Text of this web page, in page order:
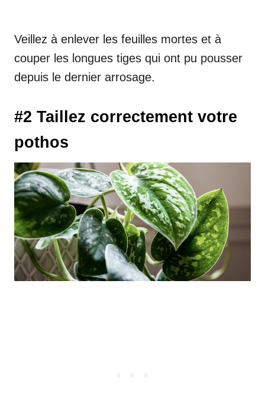
Veillez à enlever les feuilles mortes et à
couper les longues tiges qui ont pu pousser
depuis le dernier arrosage.
#2 Taillez correctement votre
pothos